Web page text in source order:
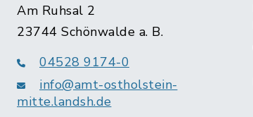
Am Ruhsal 2
23744 Schönwalde a. B.
04528 9174-0
info@amt-ostholstein-
mitte.landsh.de